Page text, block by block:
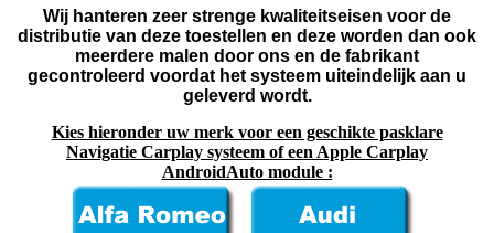
Wij hanteren zeer strenge kwaliteitseisen voor de
distributie van deze toestellen en deze worden dan ook
meerdere malen door ons en de fabrikant
gecontroleerd voordat het systeem uiteindelijk aan u
geleverd wordt.
Kies hieronder uw merk voor een geschikte pasklare
Navigatie Carplay systeem of een Apple Carplay
AndroidAuto module :